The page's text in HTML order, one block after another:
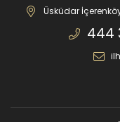
Üsküdar
444